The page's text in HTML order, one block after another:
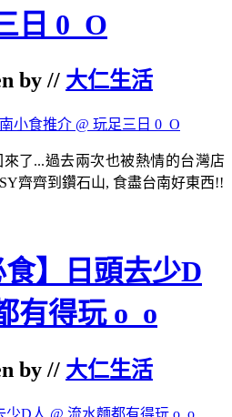
日 0_O
by // 大仁生活
了...過去兩次也被熱情的台灣店
SY齊齊到鑽石山, 食盡台南好東西!!
食】日頭去少D
有得玩 o_o
by // 大仁生活